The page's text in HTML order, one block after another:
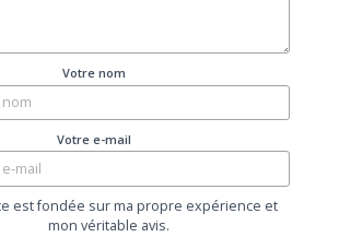
Votre nom
Votre e-mail
est fondée sur ma propre expérience et
mon véritable avis.